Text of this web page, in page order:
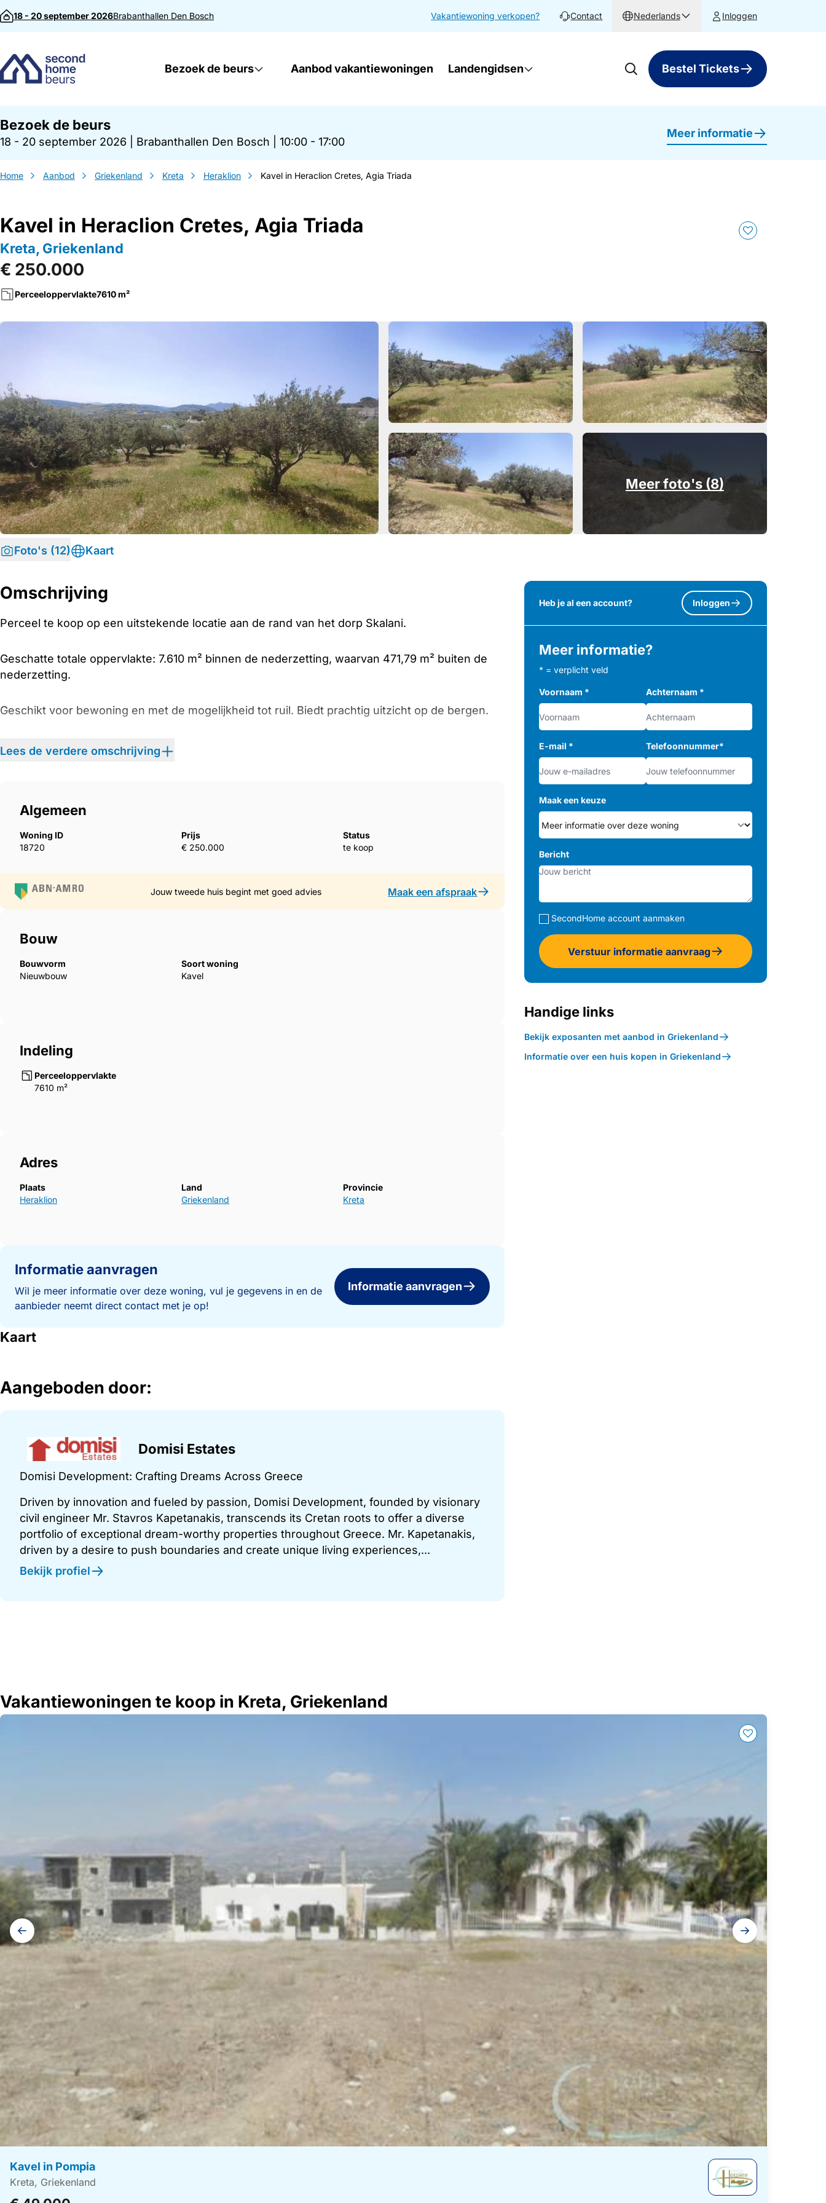
Direct naar inhoud
18 - 20 september 2026Brabanthallen Den Bosch Vakantiewoning verkopen? Contact Nederlands Inloggen
Bezoek de beurs Aanbod vakantiewoningen Landengidsen Bestel Tickets
Bezoek de beurs
18 - 20 september 2026 Brabanthallen Den Bosch 10:00 - 17:00
Meer informatie
Home Aanbod Griekenland Kreta Heraklion Kavel in Heraclion Cretes, Agia Triada
Kavel in Heraclion Cretes, Agia Triada
Kreta, Griekenland
€ 250.000
Perceeloppervlakte7610 m²
Meer foto's (8)
Foto's (12) Kaart
Omschrijving
Perceel te koop op een uitstekende locatie aan de rand van het dorp Skalani.
Geschatte totale oppervlakte: 7.610 m² binnen de nederzetting, waarvan 471,79 m² buiten de
nederzetting.
Geschikt voor bewoning en met de mogelijkheid tot ruil. Biedt prachtig uitzicht op de bergen.
Skalani is een zeer levendig dorp met alle voorzieningen en ligt op 5 minuten rijden van de stad
Lees de verdere omschrijving
Algemeen
Woning ID
18720
Prijs
€ 250.000
Status
te koop
Jouw tweede huis begint met goed advies Maak een afspraak
Bouw
Bouwvorm
Nieuwbouw
Soort woning
Kavel
Indeling
Perceeloppervlakte
7610 m²
Adres
Plaats
Heraklion
Land
Griekenland
Provincie
Kreta
Informatie aanvragen
Wil je meer informatie over deze woning, vul je gegevens in en de
aanbieder neemt direct contact met je op!
Informatie aanvragen
Kaart
Aangeboden door:
Domisi Estates
Domisi Development: Crafting Dreams Across Greece
Driven by innovation and fueled by passion, Domisi Development, founded by visionary
civil engineer Mr. Stavros Kapetanakis, transcends its Cretan roots to offer a diverse
portfolio of exceptional dream-worthy properties throughout Greece. Mr. Kapetanakis,
driven by a desire to push boundaries and create unique living experiences,...
Bekijk profiel
Heb je al een account? Inloggen
Meer informatie?
* = verplicht veld
Voornaam * Achternaam *
E-mail * Telefoonnummer*
Maak een keuze
Bericht
SecondHome account aanmaken
Verstuur informatie aanvraag
Handige links
Bekijk exposanten met aanbod in Griekenland
Informatie over een huis kopen in Griekenland
Vakantiewoningen te koop in Kreta, Griekenland
Galerij
navigatie
Kavel in Pompia
Kreta, Griekenland